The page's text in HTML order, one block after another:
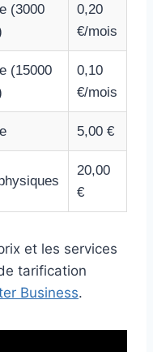
(3000
0,20
€/mois
(15000
0,10
€/mois
5,00 €
20,00
€
et les services
tarification
Business.